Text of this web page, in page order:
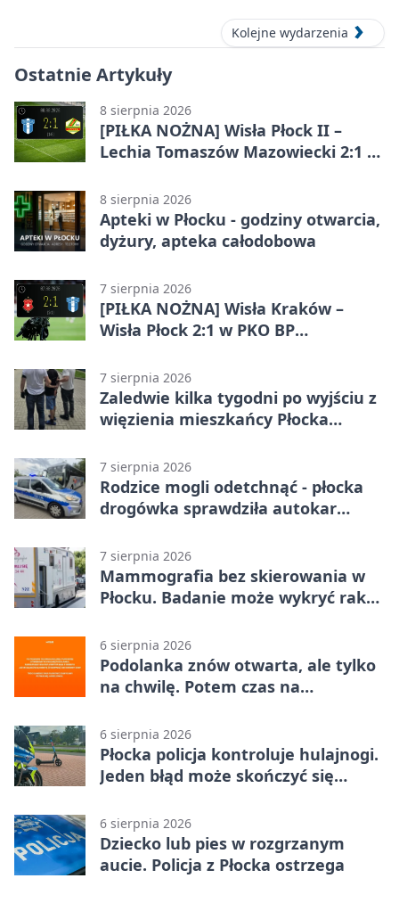
Kolejne wydarzenia
Ostatnie Artykuły
8 sierpnia 2026
[PIŁKA NOŻNA] Wisła Płock II –
Lechia Tomaszów Mazowiecki 2:1 w
8 sierpnia 2026
Apteki w Płocku - godziny otwarcia,
dyżury, apteka całodobowa
7 sierpnia 2026
[PIŁKA NOŻNA] Wisła Kraków –
Wisła Płock 2:1 w PKO BP
rozstrzygnęli mecz przed przerwą
7 sierpnia 2026
Zaledwie kilka tygodni po wyjściu z
więzienia mieszkańcy Płocka
7 sierpnia 2026
Rodzice mogli odetchnąć - płocka
drogówka sprawdziła autokar
7 sierpnia 2026
Mammografia bez skierowania w
Płocku. Badanie może wykryć raka,
6 sierpnia 2026
Podolanka znów otwarta, ale tylko
na chwilę. Potem czas na
6 sierpnia 2026
Płocka policja kontroluje hulajnogi.
Jeden błąd może skończyć się
6 sierpnia 2026
Dziecko lub pies w rozgrzanym
aucie. Policja z Płocka ostrzega